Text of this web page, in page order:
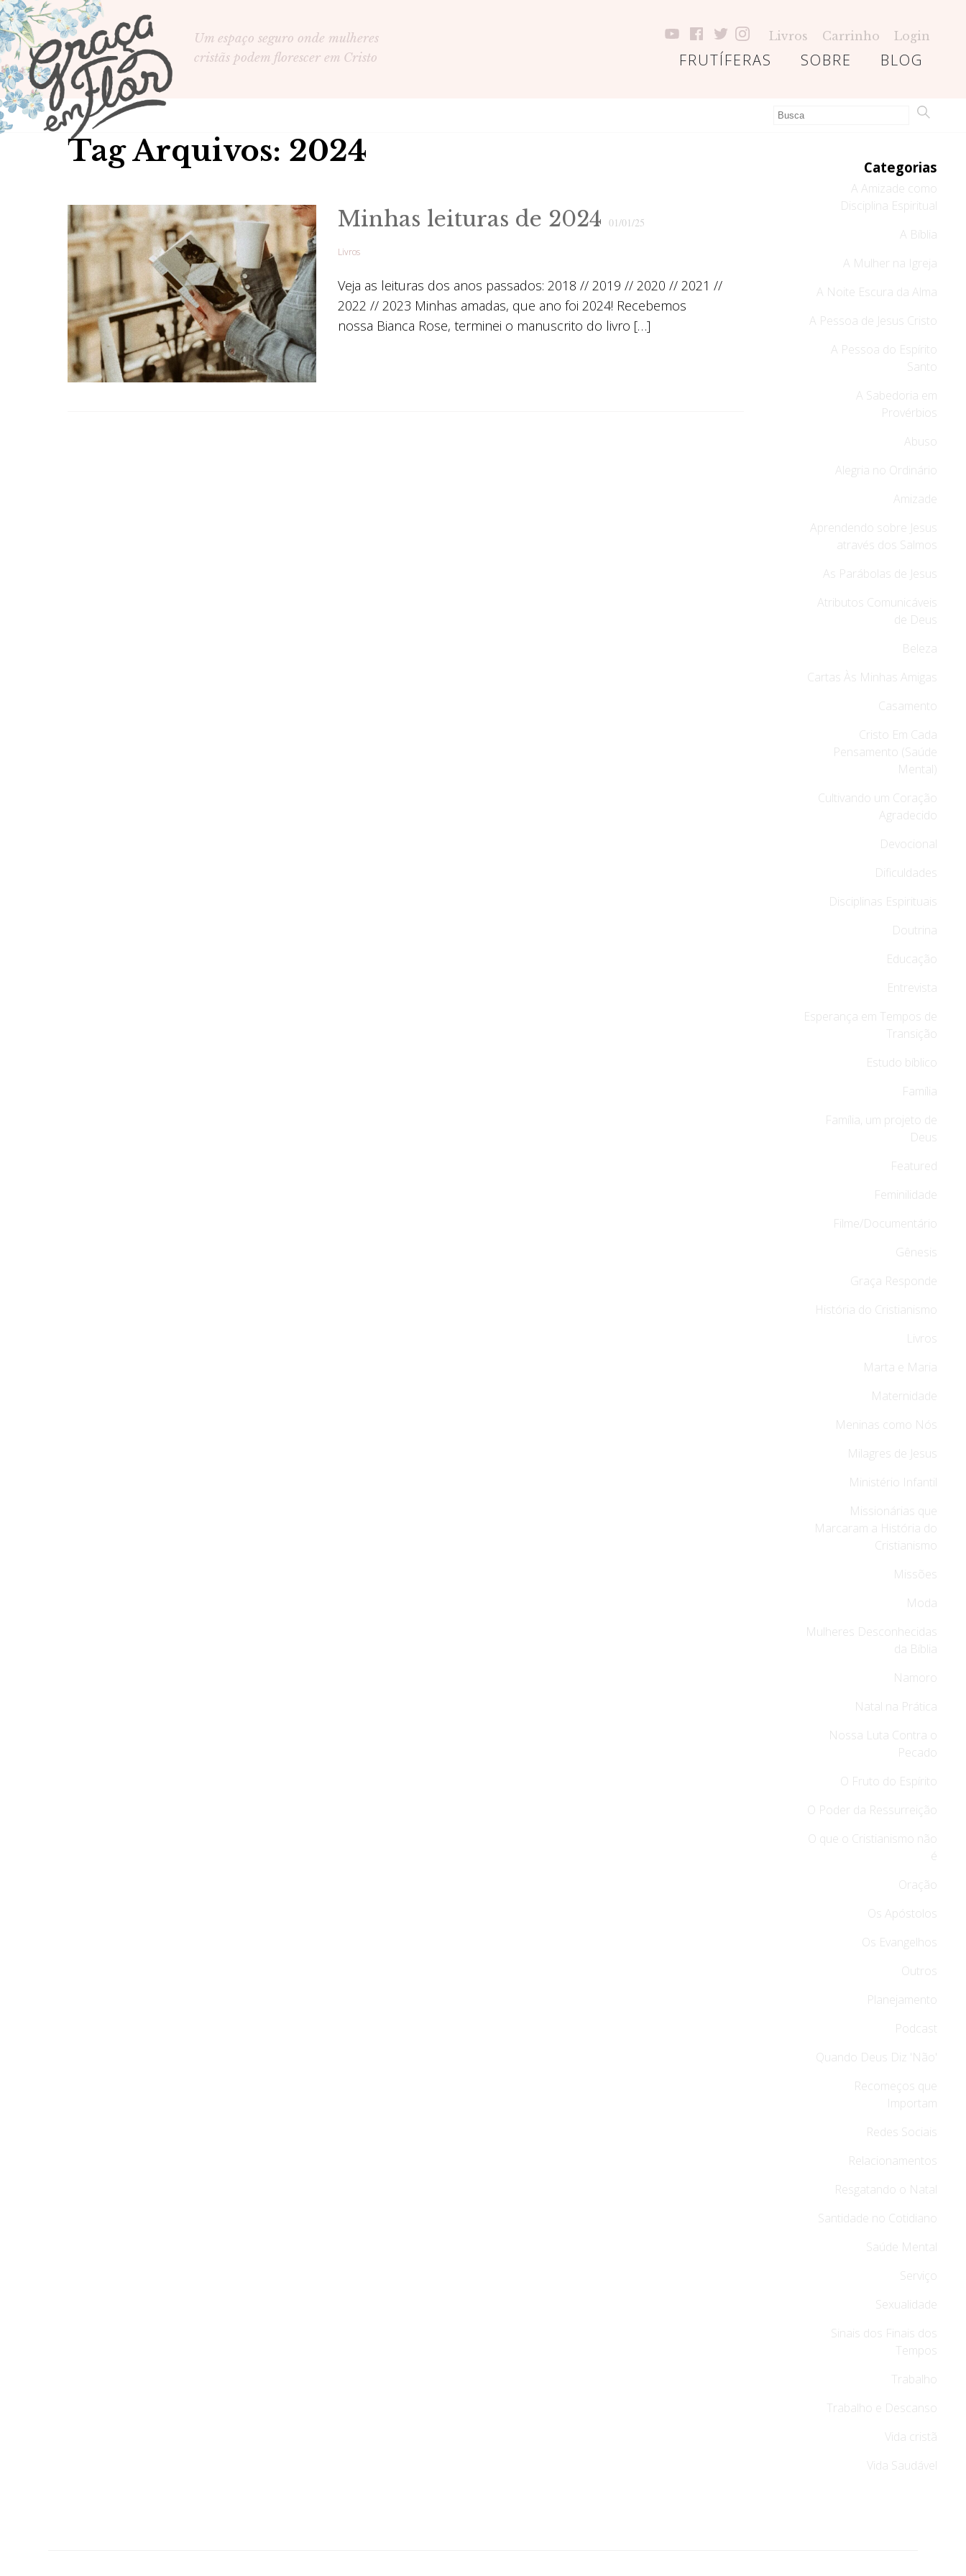
Um espaço seguro onde mulheres
cristãs podem florescer em Cristo
Livros Carrinho Login
BLOG
SOBRE
FRUTÍFERAS
Tag Arquivos: 2024
Minhas leituras de 202401/01/25
Livros
Veja as leituras dos anos passados: 2018 // 2019 // 2020 // 2021 //
2022 // 2023 Minhas amadas, que ano foi 2024! Recebemos
nossa Bianca Rose, terminei o manuscrito do livro […]
Categorias
A Amizade como
Disciplina Espiritual
A Bíblia
A Mulher na Igreja
A Noite Escura da Alma
A Pessoa de Jesus Cristo
A Pessoa do Espírito
Santo
A Sabedoria em
Provérbios
Abuso
Alegria no Ordinário
Amizade
Aprendendo sobre Jesus
através dos Salmos
As Parábolas de Jesus
Atributos Comunicáveis
de Deus
Beleza
Cartas Às Minhas Amigas
Casamento
Cristo Em Cada
Pensamento (Saúde
Mental)
Cultivando um Coração
Agradecido
Devocional
Dificuldades
Disciplinas Espirituais
Doutrina
Educação
Entrevista
Esperança em Tempos de
Transição
Estudo bíblico
Família
Família, um projeto de
Deus
Featured
Feminilidade
Filme/Documentário
Gênesis
Graça Responde
História do Cristianismo
Livros
Marta e Maria
Maternidade
Meninas como Nós
Milagres de Jesus
Ministério Infantil
Missionárias que
Marcaram a História do
Cristianismo
Missões
Moda
Mulheres Desconhecidas
da Bíblia
Namoro
Natal na Prática
Nossa Luta Contra o
Pecado
O Fruto do Espírito
O Poder da Ressurreição
O que o Cristianismo não
é
Oração
Os Apóstolos
Os Evangelhos
Outros
Planejamento
Podcast
Quando Deus Diz 'Não'
Recomeços que
Importam
Redes Sociais
Relacionamentos
Resgatando o Natal
Santidade no Cotidiano
Saúde Mental
Serviço
Sexualidade
Sinais dos Finais dos
Tempos
Trabalho
Trabalho e Descanso
Vida cristã
Vida Saudável